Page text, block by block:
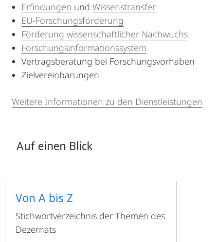
Erfindungen und Wissenstransfer
EU-Forschungsförderung
Förderung wissenschaftlicher Nachwuchs
Forschungsinformationssystem
Vertragsberatung bei Forschungsvorhaben
Zielvereinbarungen
Weitere Informationen zu den Dienstleistungen
Auf einen Blick
Von A bis Z
Stichwortverzeichnis der Themen des
Dezernats